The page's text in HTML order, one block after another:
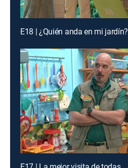
E18 | ¿Quién anda en mi jardín?